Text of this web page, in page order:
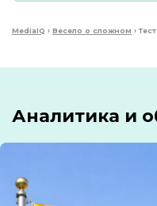
MediaIQ › Весело о сложном ›
Аналитика и